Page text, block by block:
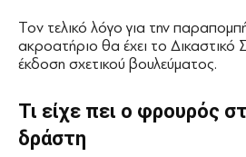
Τον τελικό λόγο για την
ακροατήριο θα έχει το Δικαστικό
έκδοση σχετικού βουλεύματος.
Τι είχε πει ο φρουρός
δράστη